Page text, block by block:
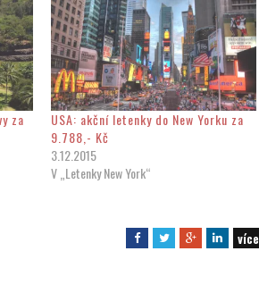
za
USA: akční letenky do New Yorku za
9.788,- Kč
3.12.2015
V „Letenky New York“
F
T
G
L
více